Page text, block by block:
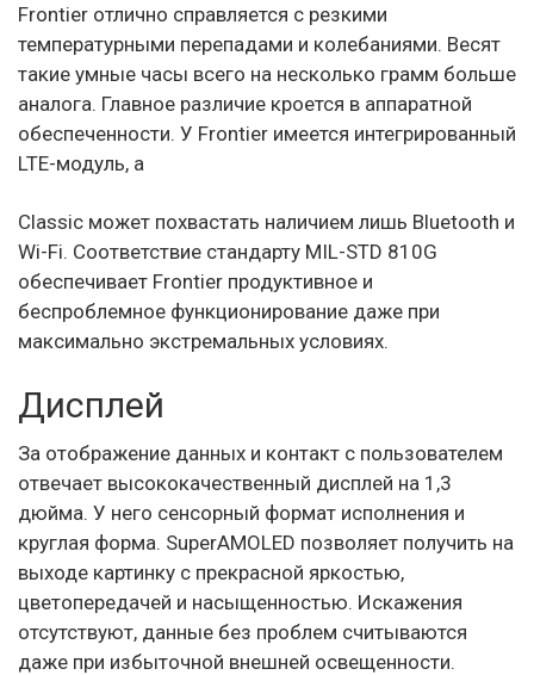
Frontier отлично справляется с резкими
температурными перепадами и колебаниями. Весят
такие умные часы всего на несколько грамм больше
аналога. Главное различие кроется в аппаратной
обеспеченности. У Frontier имеется интегрированный
LTE-модуль, а
Classic может похвастать наличием лишь Bluetooth и
Wi-Fi. Соответствие стандарту MIL-STD 810G
обеспечивает Frontier продуктивное и
беспроблемное функционирование даже при
максимально экстремальных условиях.
Дисплей
За отображение данных и контакт с пользователем
отвечает высококачественный дисплей на 1,3
дюйма. У него сенсорный формат исполнения и
круглая форма. SuperAMOLED позволяет получить на
выходе картинку с прекрасной яркостью,
цветопередачей и насыщенностью. Искажения
отсутствуют, данные без проблем считываются
даже при избыточной внешней освещенности.